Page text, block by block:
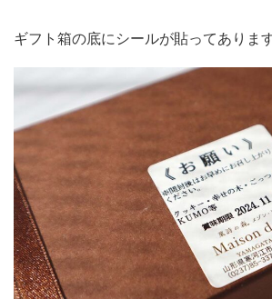
ギフト箱の底にシールが貼ってありま